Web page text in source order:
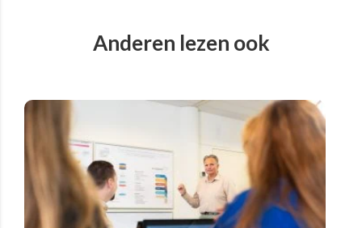
Anderen lezen ook